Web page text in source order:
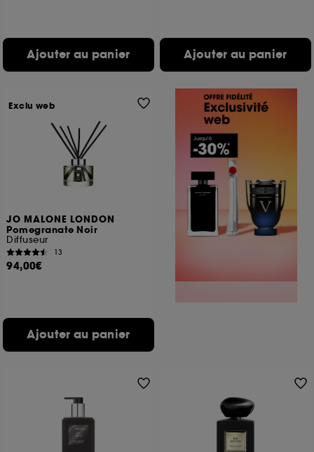
Ajouter au panier Ajouter au panier
JO MALONE LONDON
Pomegranate Noir
Diffuseur
13
94,00€
Ajouter au panier
Exclu web